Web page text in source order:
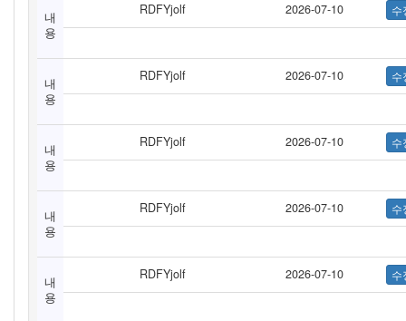
내
용
RDFYjolf 2026-07-10
내
용
RDFYjolf 2026-07-10
내
용
RDFYjolf 2026-07-10
내
용
RDFYjolf 2026-07-10
내
용
RDFYjolf 2026-07-10